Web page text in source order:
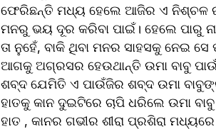
ଫେରିଛନ୍ତି ମଧ୍ୟ ହେଲେ ଆଜିର ଏ ନିଶ୍ଚଳ
ମନରୁ ଭୟ ଦୂର କରିବା ପାଇଁ। ହେଲେ ପାରୁ
ତା ନୁହେଁ, ବାକି ଥିବା ମନର ସାହସକୁ ନେଇ
ଆଗକୁ ଅଗ୍ରସର ହେଉଥାନ୍ତି ଉମା ବାବୁ
ଶବ୍ଦ ଯେମିତି ଏ ପାଉଁଜିର ଶବ୍ଦ ଉମା
ହାତକୁ କାନ ଦୁଇଟିରେ ଚାପି ଧରିଲେ ଉମା
ହାତ , କାନର ଗଭୀର ଶୀରା ପ୍ରଶିରା